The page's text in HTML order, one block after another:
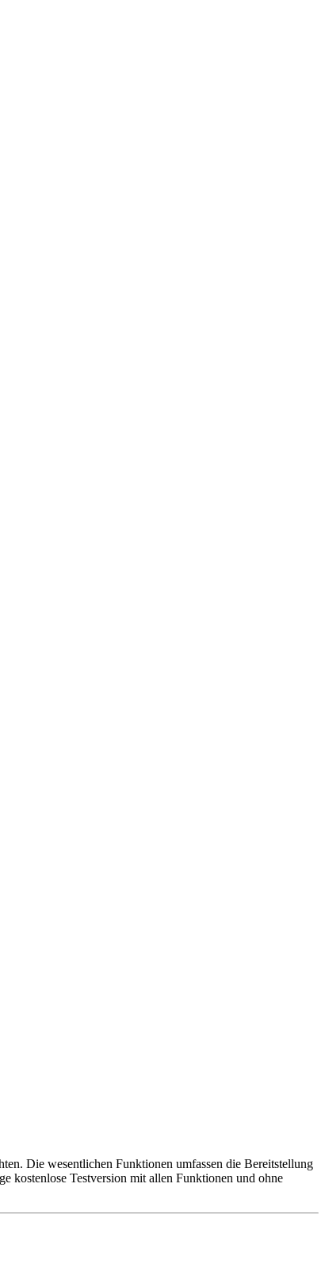
Die wesentlichen Funktionen umfassen die Bereitstellung
kostenlose Testversion mit allen Funktionen und ohne